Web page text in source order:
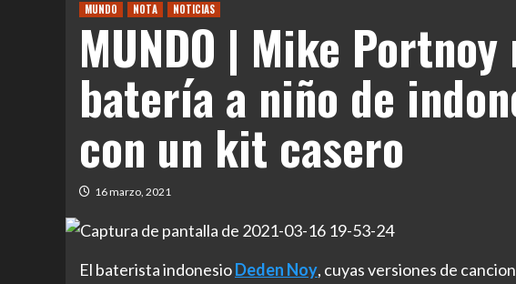
MUNDO NOTA NOTICIAS
MUNDO | Mike
batería a niño de
con un kit casero
16 marzo, 2021
El baterista indonesioDeden Noy, cuyas versiones de